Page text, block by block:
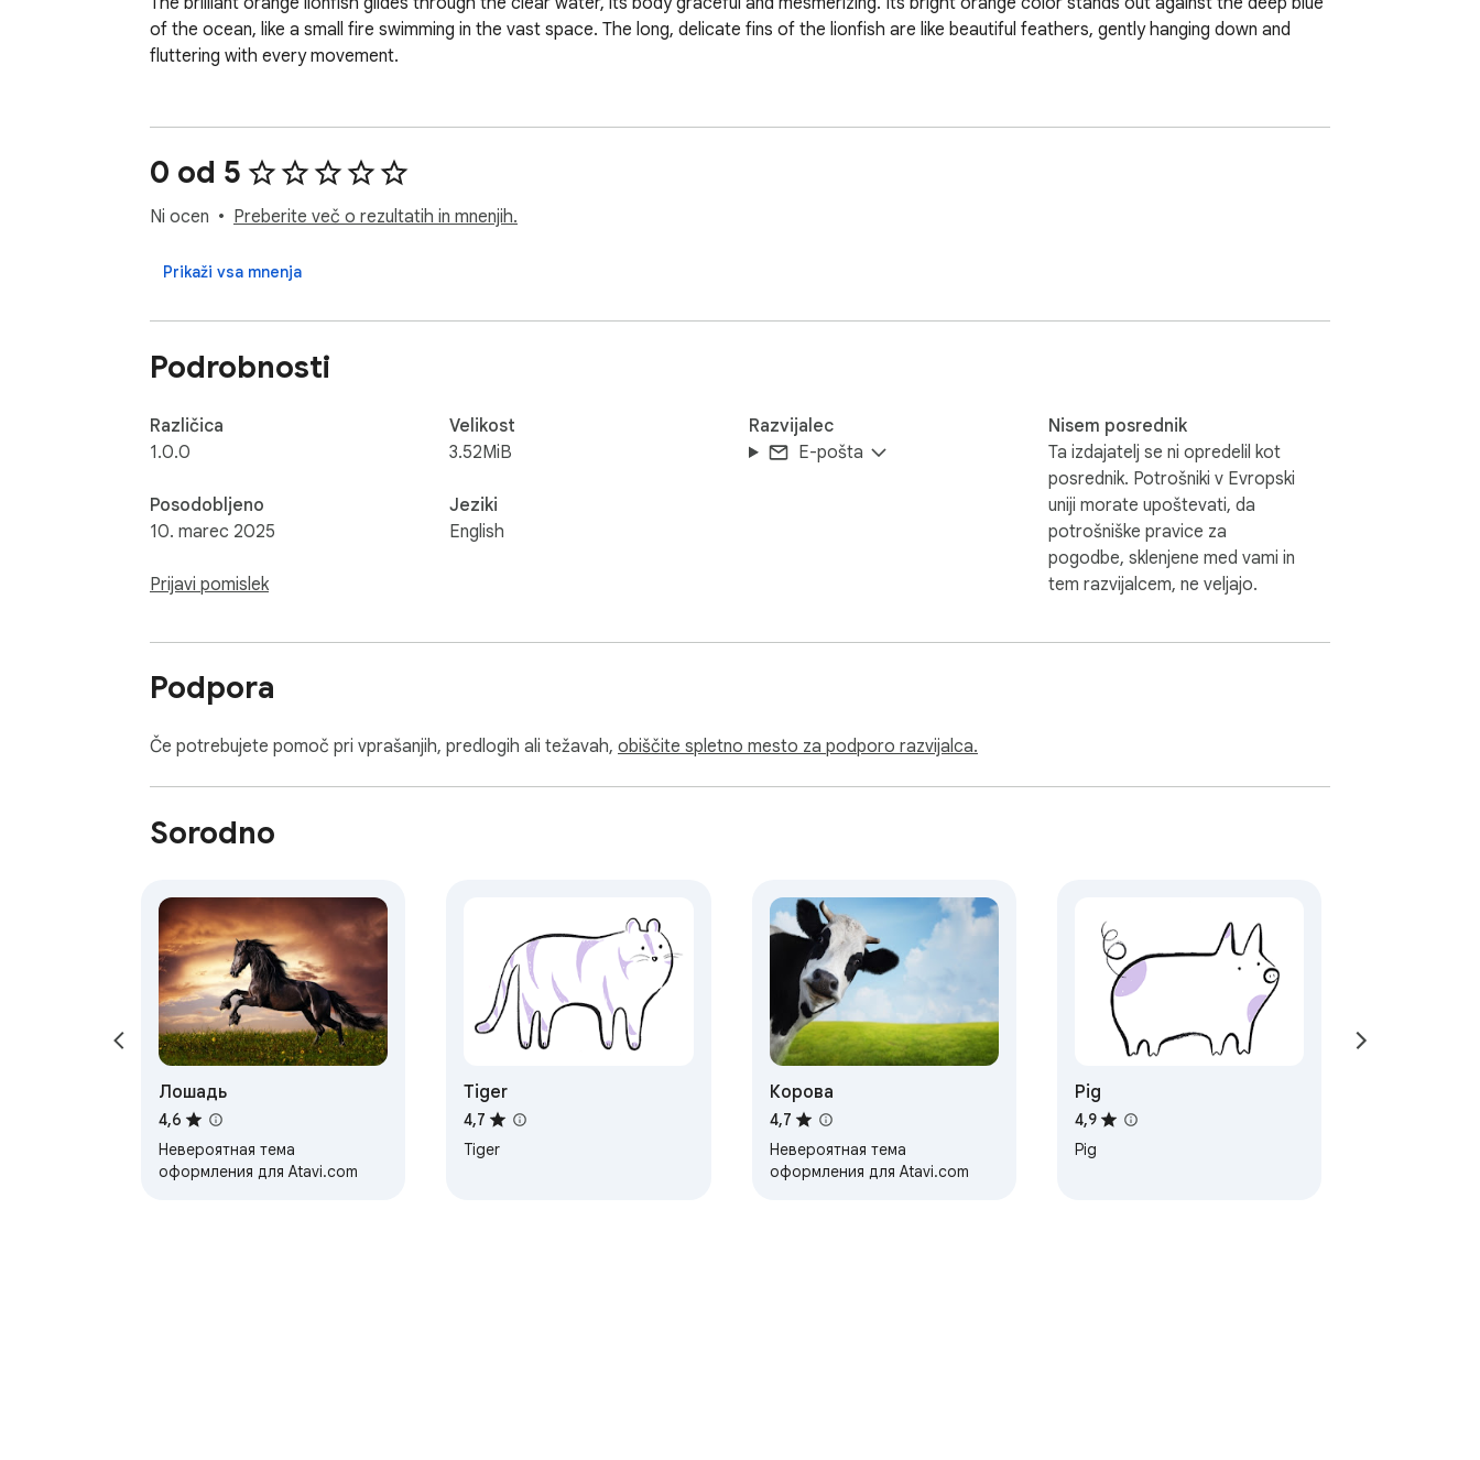
of the ocean, like a small fire swimming in the vast space. The long, delicate fins of the lionfish are like beautiful feathers, gently hanging down and
fluttering with every movement.
0 od 5
Ni ocen Preberite več o rezultatih in mnenjih.
Prikaži vsa mnenja
Podrobnosti
Različica
1.0.0
Posodobljeno
10. marec 2025
Prijavi pomislek
Velikost
3.52MiB
Jeziki
English
Razvijalec
E-pošta
Nisem posrednik
Ta izdajatelj se ni opredelil kot
posrednik. Potrošniki v Evropski
uniji morate upoštevati, da
potrošniške pravice za
pogodbe, sklenjene med vami in
tem razvijalcem, ne veljajo.
Podpora
Če potrebujete pomoč pri vprašanjih, predlogih ali težavah, obiščite spletno mesto za podporo razvijalca.
Sorodno
Лошадь
4,6
Невероятная тема
оформления для Atavi.com
Tiger
4,7
Tiger
Корова
4,7
Невероятная тема
оформления для Atavi.com
Pig
4,9
Pig